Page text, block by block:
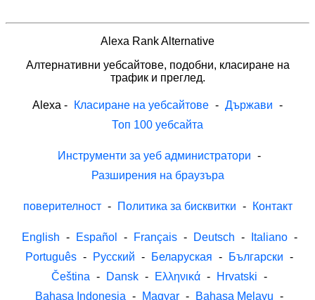
Alexa Rank Alternative
Алтернативни уебсайтове, подобни, класиране на
трафик и преглед.
Alexa - Класиране на уебсайтове - Държави -
Топ 100 уебсайта
Инструменти за уеб администратори -
Разширения на браузъра
поверителност - Политика за бисквитки - Контакт
English - Español - Français - Deutsch - Italiano -
Português - Русский - Беларуская - Български -
Čeština - Dansk - Ελληνικά - Hrvatski -
Bahasa Indonesia - Magyar - Bahasa Melayu -